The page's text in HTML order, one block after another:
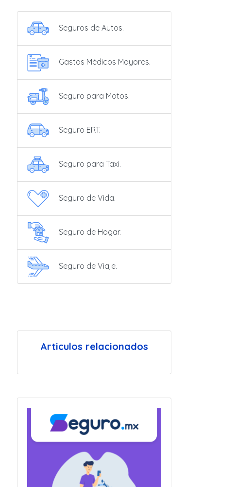
Seguros de Autos.
Gastos Médicos Mayores.
Seguro para Motos.
Seguro ERT.
Seguro para Taxi.
Seguro de Vida.
Seguro de Hogar.
Seguro de Viaje.
Articulos relacionados